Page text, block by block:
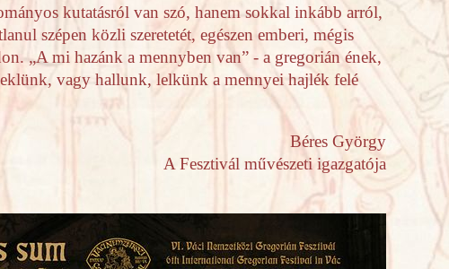
kutatásról van szó, hanem sokkal inkább arról,
szépen közli szeretetét, egészen emberi, mégis
„A mi hazánk a mennyben van” - a gregorián ének,
vagy hallunk, lelkünk a mennyei hajlék felé
Béres György
A Fesztivál művészeti igazgatója